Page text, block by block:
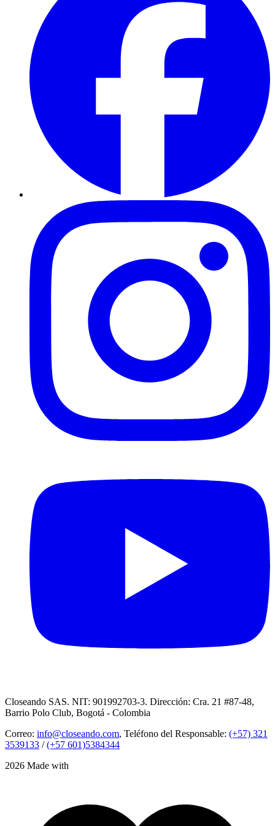
Closeando SAS. NIT: 901992703-3. Dirección: Cra. 21 #87-48,
Barrio Polo Club, Bogotá - Colombia
Correo: info@closeando.com, Teléfono del Responsable: (+57) 321
3539133 /(+57 601)5384344
2026 Made with